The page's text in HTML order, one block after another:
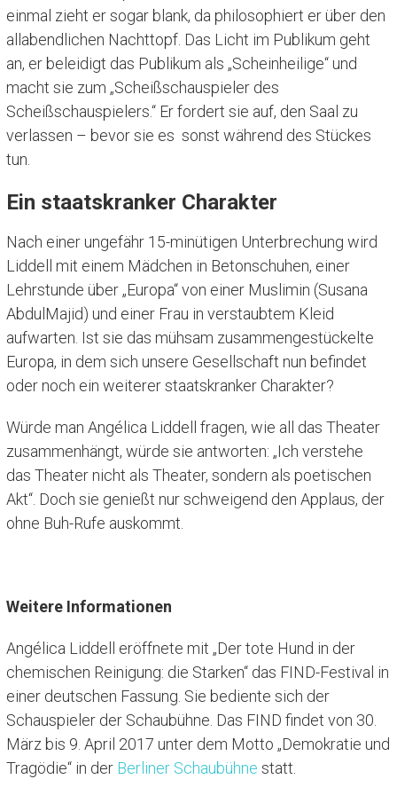
einmal zieht er sogar blank, da philosophiert er über den
allabendlichen Nachttopf. Das Licht im Publikum geht
an, er beleidigt das Publikum als „Scheinheilige“ und
macht sie zum „Scheißschauspieler des
Scheißschauspielers.“ Er fordert sie auf, den Saal zu
verlassen – bevor sie es sonst während des Stückes
tun.
Ein staatskranker Charakter
Nach einer ungefähr 15-minütigen Unterbrechung wird
Liddell mit einem Mädchen in Betonschuhen, einer
Lehrstunde über „Europa“ von einer Muslimin (Susana
AbdulMajid) und einer Frau in verstaubtem Kleid
aufwarten. Ist sie das mühsam zusammengestückelte
Europa, in dem sich unsere Gesellschaft nun befindet
oder noch ein weiterer staatskranker Charakter?
Würde man Angélica Liddell fragen, wie all das Theater
zusammenhängt, würde sie antworten: „Ich verstehe
das Theater nicht als Theater, sondern als poetischen
Akt“. Doch sie genießt nur schweigend den Applaus, der
ohne Buh-Rufe auskommt.
Weitere Informationen
Angélica Liddell eröffnete mit „Der tote Hund in der
chemischen Reinigung: die Starken“ das FIND-Festival in
einer deutschen Fassung. Sie bediente sich der
Schauspieler der Schaubühne. Das FIND findet von 30.
März bis 9. April 2017 unter dem Motto „Demokratie und
Tragödie“ in der Berliner Schaubühne statt.